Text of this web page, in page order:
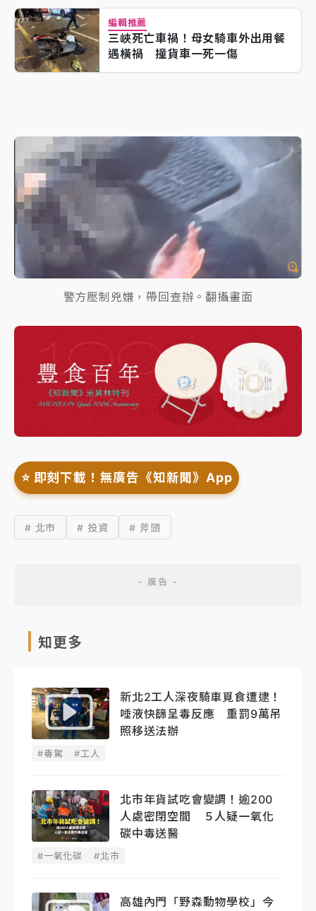
編輯推薦
三峽死亡車禍！母女騎車外出用餐
遇橫禍 撞貨車一死一傷
警方壓制兇嫌，帶回查辦。翻攝畫面
⭐️ 即刻下載！無廣告《知新聞》App
# 北市 # 投資 # 斧頭
知更多
新北2工人深夜騎車覓食遭逮！
唾液快篩呈毒反應 重罰9萬吊
照移送法辦
#毒駕 #工人
北市年貨試吃會變調！逾200
人處密閉空間 ５人疑一氧化
碳中毒送醫
#一氧化碳 #北市
高雄內門「野森動物學校」今